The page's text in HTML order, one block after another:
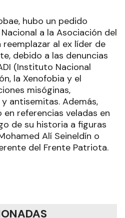
hubo un pedido
a la Asociación del
al ex líder de
debido a las denuncias
(Instituto Nacional
la Xenofobia y el
misóginas,
antisemitas. Además,
referencias veladas en
de su historia a figuras
Alí Seineldín o
del Frente Patriota.